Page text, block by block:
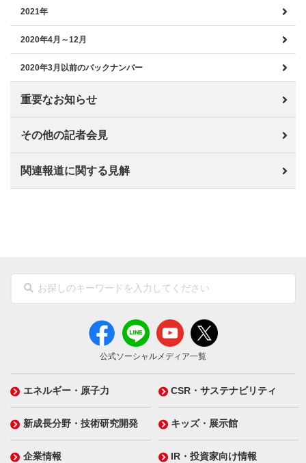
2021年
2020年4月～12月
2020年3月以前のバックナンバー
重要なお知らせ
その他の記者会見
関連報道に関する見解
公式ソーシャルメディア一覧
エネルギー・原子力 CSR・サステナビリティ
新成長分野・技術研究開発 キッズ・展示館
企業情報 IR・投資家向け情報